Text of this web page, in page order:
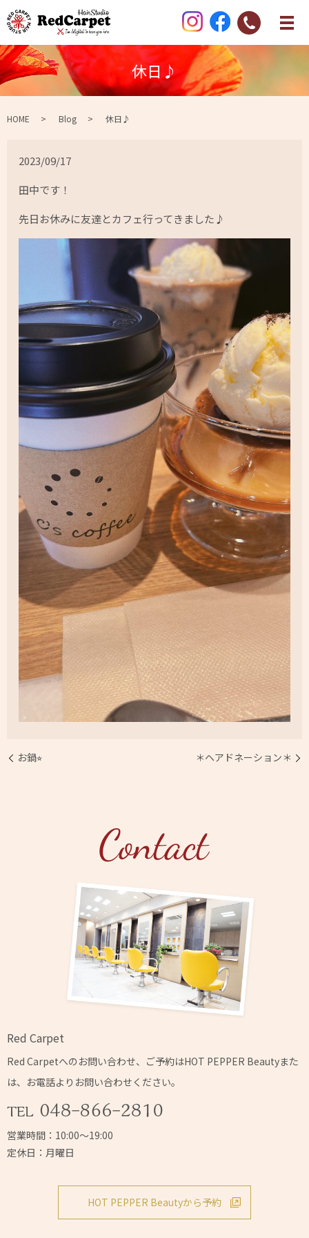
休日♪
HOME Blog 休日♪
2023/09/17
田中です！
先日お休みに友達とカフェ行ってきました♪
お鍋⭐︎ ＊ヘアドネーション＊
Red Carpet
Red Carpetへの お問い合わせ、ご予約はHOT PEPPER Beautyまた
は、 お電話よりお問い合わせください。
営業時間：10:00～19:00
定休日：月曜日
HOT PEPPER Beautyから予約